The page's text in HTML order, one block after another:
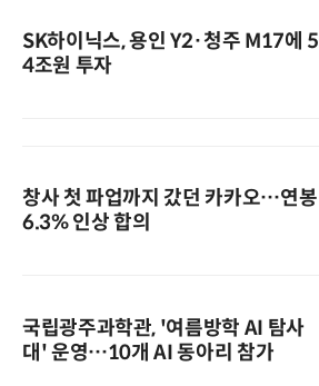
SK하이닉스, 용인 Y2·청주 M17에 5
4조원 투자
창사 첫 파업까지 갔던 카카오…연봉
6.3% 인상 합의
국립광주과학관, '여름방학 AI 탐사
대' 운영…10개 AI 동아리 참가